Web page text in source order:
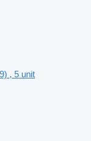
, 5 unit